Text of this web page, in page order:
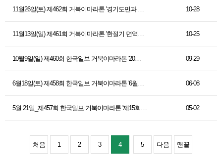
11월26일(토) 제462회 거북이마라톤 '경기도민과 … 10-28
11월13일(일) 제461회 거북이마라톤 '환절기 면역… 10-25
10월9일(일) 제460회 한국일보 거북이마라톤 '20… 09-29
6월18일(토) 제458회 한국일보 거북이마라톤 '6월… 06-08
5월 21일_제457회 한국일보 거북이마라톤 '제15회… 05-02
처음 1 2 3 4 5 다음 맨끝